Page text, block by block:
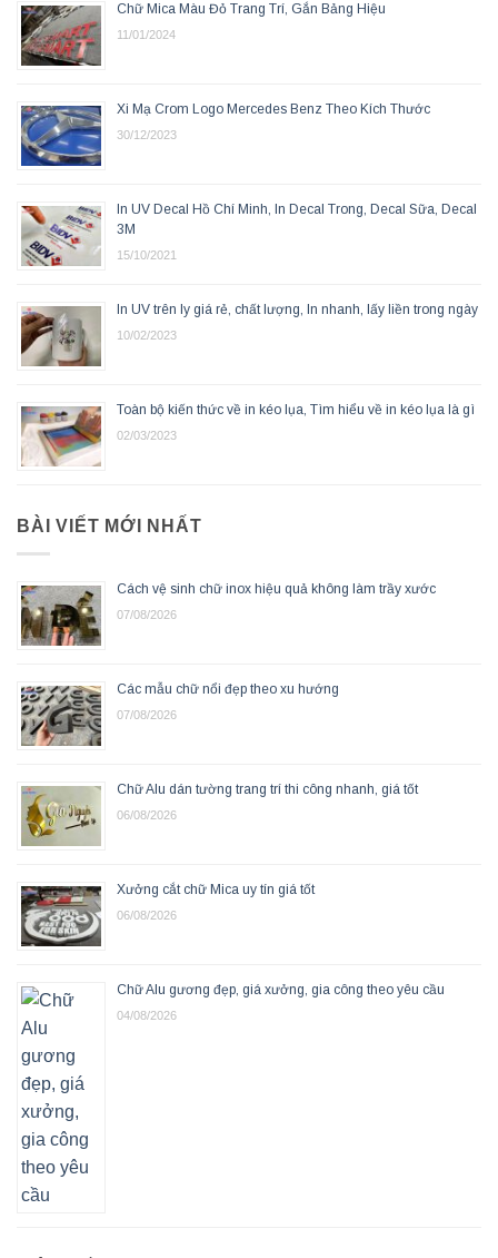
Chữ Mica Màu Đỏ Trang Trí, Gắn Bảng Hiệu
11/01/2024
Xi Mạ Crom Logo Mercedes Benz Theo Kích Thước
30/12/2023
In UV Decal Hồ Chí Minh, In Decal Trong, Decal Sữa, Decal
3M
15/10/2021
In UV trên ly giá rẻ, chất lượng, In nhanh, lấy liền trong ngày
10/02/2023
Toàn bộ kiến thức về in kéo lụa, Tìm hiểu về in kéo lụa là gì
02/03/2023
BÀI VIẾT MỚI NHẤT
Cách vệ sinh chữ inox hiệu quả không làm trầy xước
07/08/2026
Các mẫu chữ nổi đẹp theo xu hướng
07/08/2026
Chữ Alu dán tường trang trí thi công nhanh, giá tốt
06/08/2026
Xưởng cắt chữ Mica uy tín giá tốt
06/08/2026
Chữ Alu gương đẹp, giá xưởng, gia công theo yêu cầu
04/08/2026